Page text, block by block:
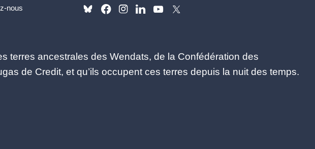
nous
terres ancestrales des Wendats, de la Confédération des
de Credit, et qu’ils occupent ces terres depuis la nuit des temps.